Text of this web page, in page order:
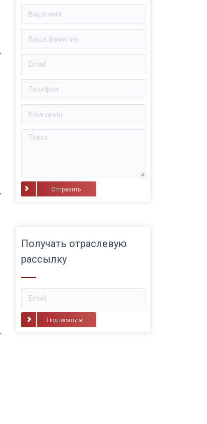
⠀Отправить⠀
Получать отраслевую
рассылку
Подписаться